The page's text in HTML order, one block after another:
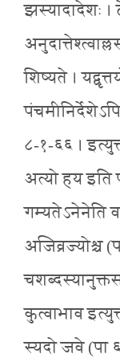
झस्यादादेशः ।
शिष्यते ।
८-१-६६ ।
अत्यो हय इति
गम्यतेऽनेनेति
अजिव्रज्योश्च
कुत्वाभाव
स्यदो जवे (पा